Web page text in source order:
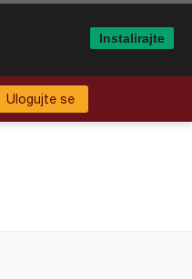
Ulogujte se
Instalirajte